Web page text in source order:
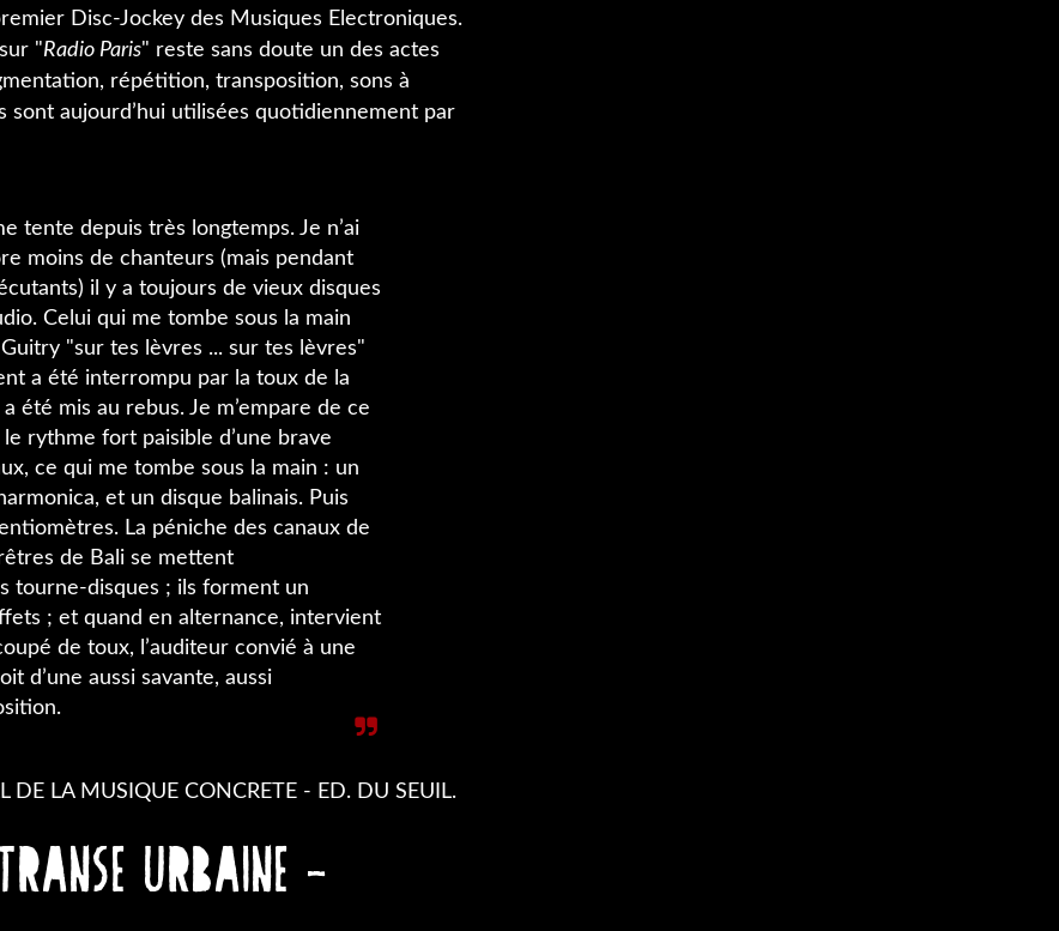
Disc-Jockey des Musiques Electroniques.
"Radio Paris" reste sans doute un des actes
répétition, transposition, sons à
sont aujourd’hui utilisées quotidiennement par
tente depuis très longtemps. Je n’ai
moins de chanteurs (mais pendant
il y a toujours de vieux disques
Celui qui me tombe sous la main
"sur tes lèvres ... sur tes lèvres"
a été interrompu par la toux de la
été mis au rebus. Je m’empare de ce
rythme fort paisible d’une brave
ce qui me tombe sous la main : un
et un disque balinais. Puis
La péniche des canaux de
de Bali se mettent
tourne-disques ; ils forment un
; et quand en alternance, intervient
de toux, l’auditeur convié à une
d’une aussi savante, aussi
DE LA MUSIQUE CONCRETE - ED. DU SEUIL.
URBAINE -